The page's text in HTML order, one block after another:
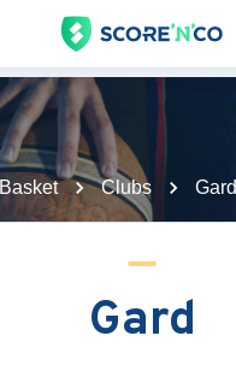
Basket Clubs Gard
Gard